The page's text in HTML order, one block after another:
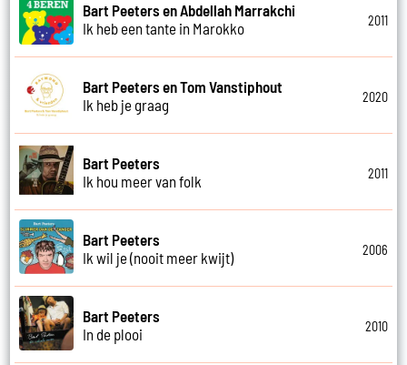
Bart Peeters en Abdellah Marrakchi
Ik heb een tante in Marokko
2011
Bart Peeters en Tom Vanstiphout
Ik heb je graag
2020
Bart Peeters
Ik hou meer van folk
2011
Bart Peeters
Ik wil je (nooit meer kwijt)
2006
Bart Peeters
In de plooi
2010